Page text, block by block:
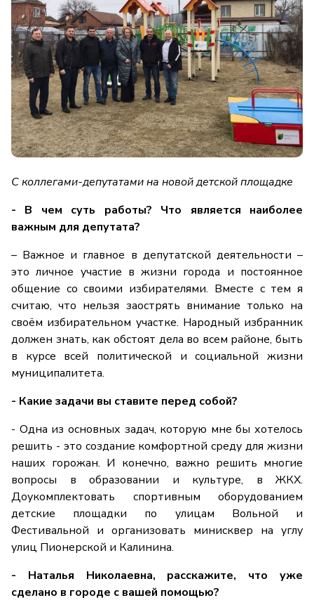
С коллегами-депутатами на новой детской площадке
- В чем суть работы? Что является наиболее
важным для депутата?
– Важное и главное в депутатской деятельности –
это личное участие в жизни города и постоянное
общение со своими избирателями. Вместе с тем я
считаю, что нельзя заострять внимание только на
своём избирательном участке. Народный избранник
должен знать, как обстоят дела во всем районе, быть
в курсе всей политической и социальной жизни
муниципалитета.
- Какие задачи вы ставите перед собой?
- Одна из основных задач, которую мне бы хотелось
решить - это создание комфортной среду для жизни
наших горожан. И конечно, важно решить многие
вопросы в образовании и культуре, в ЖКХ.
Доукомплектовать спортивным оборудованием
детские площадки по улицам Вольной и
Фестивальной и организовать минисквер на углу
улиц Пионерской и Калинина.
- Наталья Николаевна, расскажите, что уже
сделано в городе с вашей помощью?